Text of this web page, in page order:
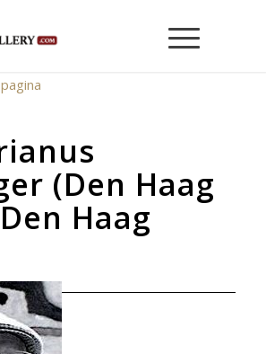
(Den Haag
Haag